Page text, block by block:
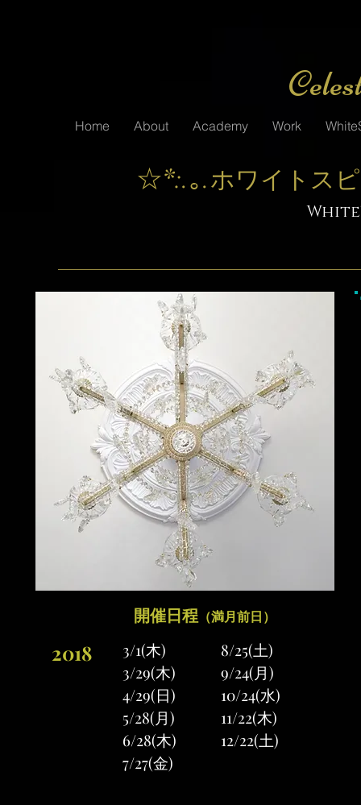
Home About Academy Work
☆*:.｡.ホワイトス
開催日程 （満月前日）
3/1(木)
3/29(木)
4/29(日)
5/28(月)
6/28(木)
7/27(金)
2018
8/25(土)
9/24(月)
10/24(水)
11/22(木)
12/22(土)